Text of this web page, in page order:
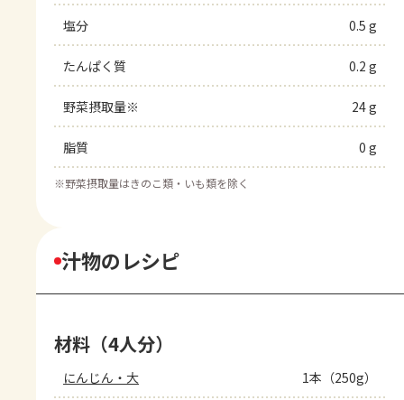
塩分 0.5 g
たんぱく質 0.2 g
野菜摂取量※ 24 g
脂質 0 g
※野菜摂取量はきのこ類・いも類を除く
汁物のレシピ
材料（4人分）
にんじん・大 1本（250g）